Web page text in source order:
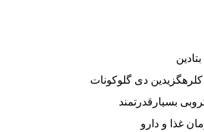
دی گلوکونات
بسیارقدرتمند
غذا و دارو